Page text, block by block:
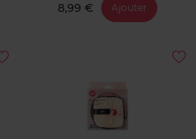
8,99 € Ajouter